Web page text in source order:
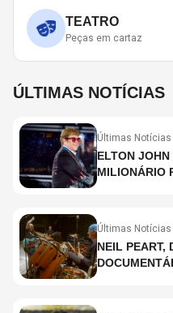
TEATRO
Peças em cartaz
ÚLTIMAS NOTÍCIAS
Últimas Notícias
ELTON
MILIONÁRIO
Últimas Notícias
NEIL PEART,